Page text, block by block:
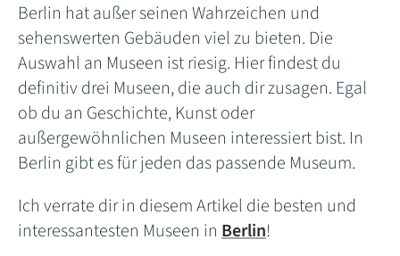
Berlin hat außer seinen Wahrzeichen und
sehenswerten Gebäuden viel zu bieten. Die
Auswahl an Museen ist riesig. Hier findest du
definitiv drei Museen, die auch dir zusagen. Egal
ob du an Geschichte, Kunst oder
außergewöhnlichen Museen interessiert bist. In
Berlin gibt es für jeden das passende Museum.
Ich verrate dir in diesem Artikel die besten und
interessantesten Museen in Berlin!